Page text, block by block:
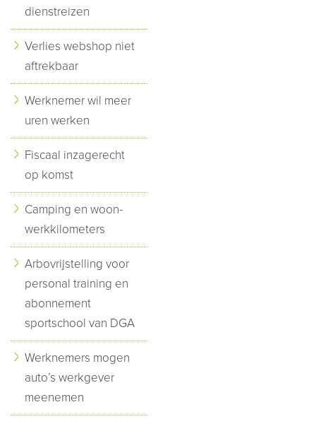
dienstreizen
Verlies webshop niet
aftrekbaar
Werknemer wil meer
uren werken
Fiscaal inzagerecht
op komst
Camping en woon-
werkkilometers
Arbovrijstelling voor
personal training en
abonnement
sportschool van DGA
Werknemers mogen
auto’s werkgever
meenemen